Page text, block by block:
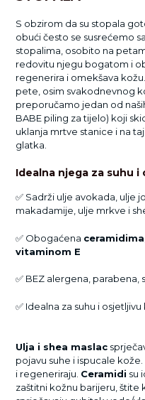
S obzirom da su stopala
obući često se susrećemo
stopalima, osobito na
redovitu njegu bogatom i
regenerira i omekšava
pete, osim svakodnevnog
preporučamo jedan od
BABE piling za tijelo) koji
uklanja mrtve stanice i na
glatka.
Idealna njega za suhu i
✅ Sadrži ulje avokada, ulje
makadamije, ulje mrkve i
✅ Obogaćena
vitaminom E
✅ BEZ alergena, parabena,
✅ Idealna za suhu i
Ulja i shea maslac
pojavu suhe i ispucale
i regeneriraju. Ceramidi su
zaštitni kožnu barijeru, štite